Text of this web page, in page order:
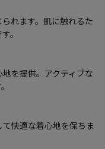
れます。肌に触れるた
。
を提供。アクティブな
快適な着心地を保ちま